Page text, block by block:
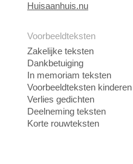
Huisaanhuis.nu
Voorbeeldteksten
Zakelijke teksten
Dankbetuiging
In memoriam teksten
Voorbeeldteksten kinderen
Verlies gedichten
Deelneming teksten
Korte rouwteksten